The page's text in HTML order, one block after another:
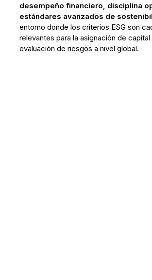
desempeño financiero, disciplina
estándares avanzados de
entorno donde los criterios ESG son
relevantes para la asignación de capital
evaluación de riesgos a nivel global.